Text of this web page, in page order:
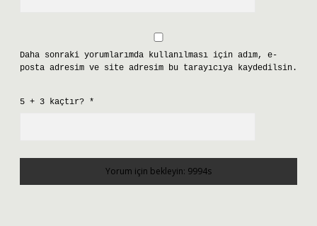
Daha sonraki yorumlarımda kullanılması için adım, e-
posta adresim ve site adresim bu tarayıcıya kaydedilsin.
5 + 3 kaçtır? *